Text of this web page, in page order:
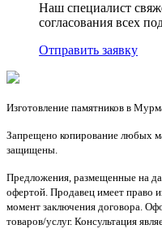
Наш специалист
согласования всех
Отправить заявку
Изготовление памятников в
Запрещено копирование любых
защищены.
Предложения, размещенные на
офертой. Продавец имеет право
момент заключения договора.
товаров/услуг. Консультация